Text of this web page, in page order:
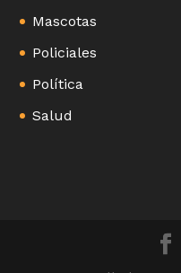
Mascotas
Policiales
Política
Salud